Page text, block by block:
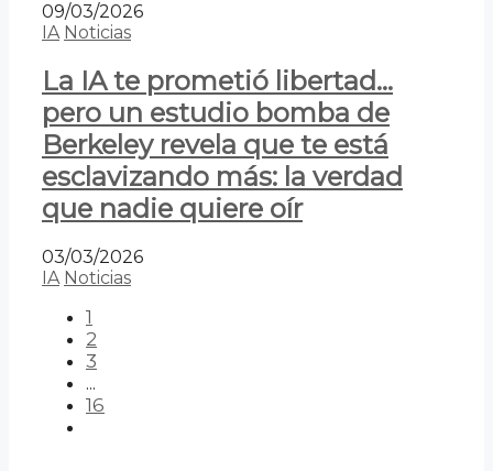
09/03/2026
IA Noticias
La IA te prometió libertad…
pero un estudio bomba de
Berkeley revela que te está
esclavizando más: la verdad
que nadie quiere oír
03/03/2026
IA Noticias
1
2
3
...
16